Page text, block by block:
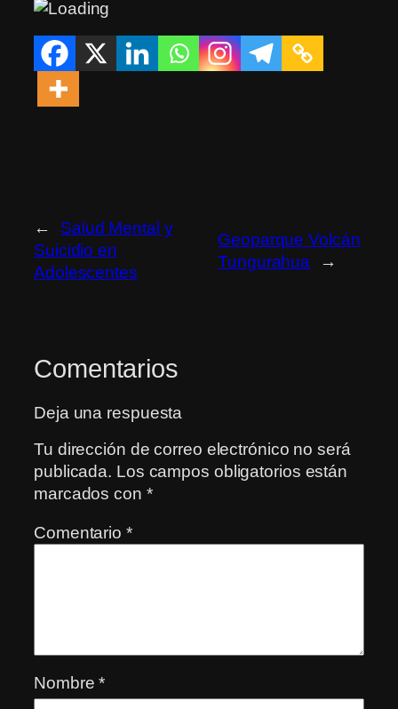
←
Salud Mental y
Suicidio en
Adolescentes
Geoparque Volcán
Tungurahua
→
Comentarios
Deja una respuesta
Tu dirección de correo electrónico no será
publicada. Los campos obligatorios están
marcados con *
Comentario *
Nombre*